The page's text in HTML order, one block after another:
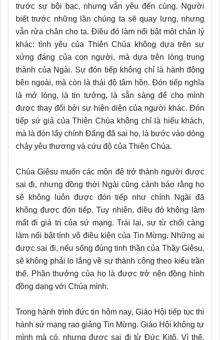
trước sự bội bạc, nhưng vẫn yêu đến cùng. Người
biết trước những lần chúng ta sẽ quay lưng, nhưng
vẫn rửa chân cho ta. Điều đó làm nổi bật một chân lý
khác: tình yêu của Thiên Chúa không dựa trên sự
xứng đáng của con người, mà dựa trên lòng trung
thành của Ngài. Sự đón tiếp không chỉ là hành động
bên ngoài, mà còn là thái độ tâm hồn. Đón tiếp nghĩa
là mở lòng, là tin tưởng, là sẵn sàng để cho mình
được thay đổi bởi sự hiện diện của người khác. Đón
tiếp sứ giả của Thiên Chúa không chỉ là hiếu khách,
mà là đón lấy chính Đấng đã sai họ, là bước vào dòng
chảy yêu thương và cứu độ của Thiên Chúa.
Chúa Giêsu muốn các môn đệ trở thành người được
sai đi, nhưng đồng thời Ngài cũng cảnh báo rằng họ
sẽ không luôn được đón tiếp như chính Ngài đã
không được đón tiếp. Tuy nhiên, điều đó không làm
mất đi giá trị của sứ mạng. Trái lại, sự từ chối càng
làm nổi bật tính vô điều kiện của Tin Mừng. Những ai
được sai đi, nếu sống đúng tinh thần của Thầy Giêsu,
sẽ không phải lo lắng về sự thành công theo kiểu trần
thế. Phần thưởng của họ là được trở nên đồng hình
đồng dạng với Chúa mình.
Trong hành trình đức tin hôm nay, Giáo Hội tiếp tục thi
hành sứ mạng rao giảng Tin Mừng. Giáo Hội không tự
mình mà có, nhưng được sai đi từ Đức Kitô. Vì thế,